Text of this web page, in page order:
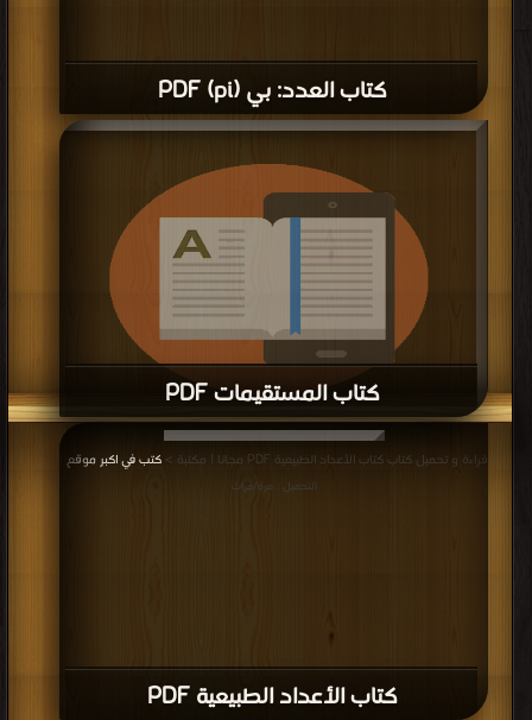
كتاب العدد: بي (pi) PDF
كتاب المستقيمات PDF
قراءة و تحميل كتاب كتاب المستقيمات PDF مجانا | مكتبة > كتب في اكبر منتدى
التحميل : مرة/مرات
كتاب الأعداد الطبيعية PDF
قراءة و تحميل كتاب كتاب الأعداد الطبيعية PDF مجانا | مكتبة > كتب في اكبر موقع
التحميل : مرة/مرات